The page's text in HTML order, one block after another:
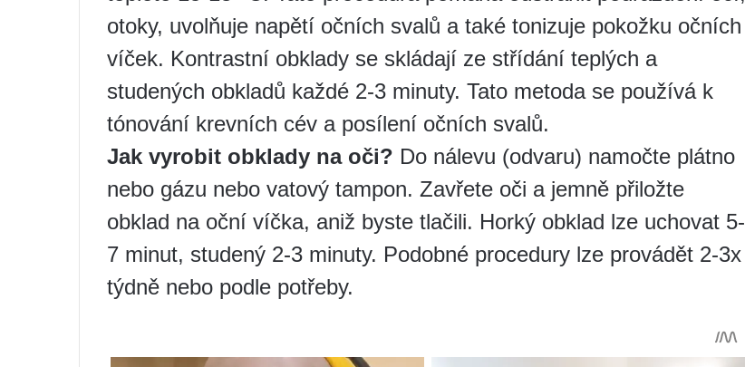
otoky, uvolňuje napětí očních svalů a také tonizuje pokožku očních
víček. Kontrastní obklady se skládají ze střídání teplých a
studených obkladů každé 2-3 minuty. Tato metoda se používá k
tónování krevních cév a posílení očních svalů.
Jak vyrobit obklady na oči? Do nálevu (odvaru) namočte plátno
nebo gázu nebo vatový tampon. Zavřete oči a jemně přiložte
obklad na oční víčka, aniž byste tlačili. Horký obklad lze uchovat 5-
7 minut, studený 2-3 minuty. Podobné procedury lze provádět 2-3x
týdně nebo podle potřeby.